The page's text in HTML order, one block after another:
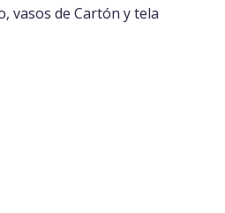
vasos de Cartón y tela